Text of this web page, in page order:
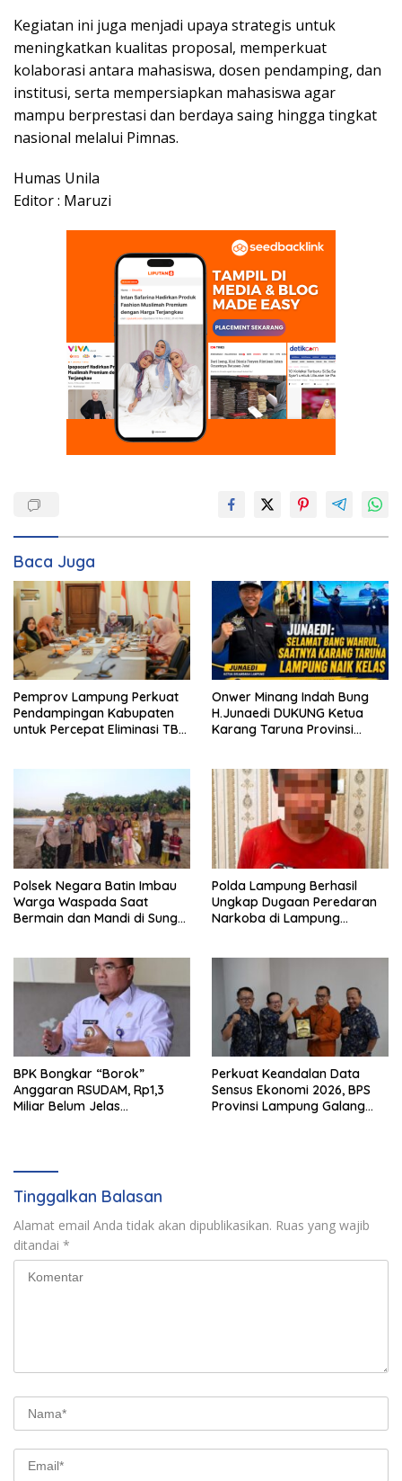
Kegiatan ini juga menjadi upaya strategis untuk
meningkatkan kualitas proposal, memperkuat
kolaborasi antara mahasiswa, dosen pendamping, dan
institusi, serta mempersiapkan mahasiswa agar
mampu berprestasi dan berdaya saing hingga tingkat
nasional melalui Pimnas.
Humas Unila
Editor : Maruzi
Baca Juga
Pemprov Lampung Perkuat
Pendampingan Kabupaten
untuk Percepat Eliminasi TBC
Onwer Minang Indah Bung
H.Junaedi DUKUNG Ketua
Karang Taruna Provinsi
Polsek Negara Batin Imbau
Warga Waspada Saat
Bermain dan Mandi di Sungai
Polda Lampung Berhasil
Ungkap Dugaan Peredaran
Narkoba di Lampung
BPK Bongkar “Borok”
Anggaran RSUDAM, Rp1,3
Miliar Belum Jelas
Perkuat Keandalan Data
Sensus Ekonomi 2026, BPS
Provinsi Lampung Galang
Tinggalkan Balasan
Alamat email Anda tidak akan dipublikasikan. Ruas yang wajib
ditandai *